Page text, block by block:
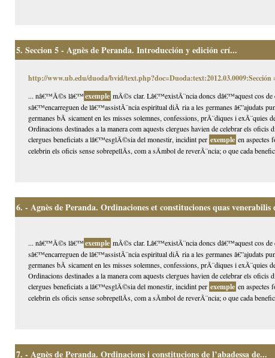
5. Seccion 5 - Agnès de Peranda. Introducción y edición crí...
http://www.ub.edu/duoda/bvid/text.php?doc=Duoda:text:2012.03.0009:Sección
... nâ€™Ã©s lâ€™exemple mÃ©s clar. Lâ€™existÃ¨ncia doncs dâ€™aquest cos
sâ€™encarreguen de lâ€™assistÃ¨ncia espiritual diÃ ria a les germanes â€”ajudats
germanes bÃ sicament en les misses solemnes, confessions, prÃ¨diques i
Ordinacions destinades a la manera com aquests clergues havien de celebrar els
clergues beneficiats a lâ€™esglÃ©sia del monestir, incidint per exemple en aspectes
celebrin els oficis sense sobrepellÃ­s, com a sÃ­mbol de reverÃ¨ncia; o que cada
6. - Agnès de Peranda. Ordinaciones et constituciones quas venerabilis
... nâ€™Ã©s lâ€™exemple mÃ©s clar. Lâ€™existÃ¨ncia doncs dâ€™aquest cos
sâ€™encarreguen de lâ€™assistÃ¨ncia espiritual diÃ ria a les germanes â€”ajudats
germanes bÃ sicament en les misses solemnes, confessions, prÃ¨diques i
Ordinacions destinades a la manera com aquests clergues havien de celebrar els
clergues beneficiats a lâ€™esglÃ©sia del monestir, incidint per exemple en aspectes
celebrin els oficis sense sobrepellÃ­s, com a sÃ­mbol de reverÃ¨ncia; o que cada
7. - Agnès de Peranda. Ordinacions i constitucions de l’abadessa de...